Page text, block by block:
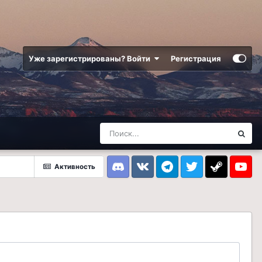
Уже зарегистрированы? Войти Регистрация
Активность
DiscordVK TelegramTwitter Steam